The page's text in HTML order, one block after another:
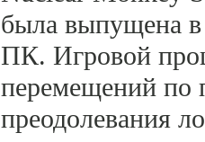
была выпущена в
ПК. Игровой
перемещений по
преодолевания